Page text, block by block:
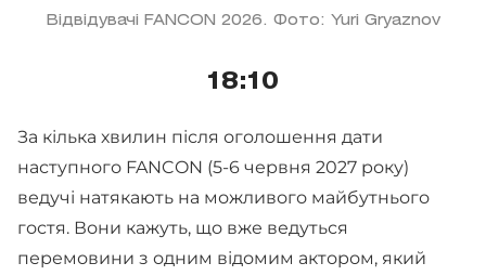
Відвідувачі FANCON 2026. Фото: Yuri Gryaznov
18:10
За кілька хвилин після оголошення дати
наступного FANCON (5-6 червня 2027 року)
ведучі натякають на можливого майбутнього
гостя. Вони кажуть, що вже ведуться
перемовини з одним відомим актором, який